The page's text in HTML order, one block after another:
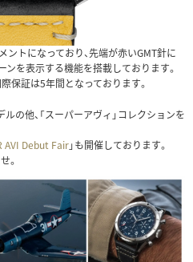
ントになっており、先端が赤いGMT針に
を表示する機能を搭載しております。
保証は5年間となっております。
の他、「スーパーアヴィ」コレクションを
AVI Debut Fair」も開催しております。
。